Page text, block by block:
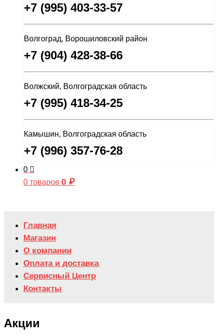
+7 (995) 403-33-57
Волгоград, Ворошиловский район
+7 (904) 428-38-66
Волжский, Волгоградская область
+7 (995) 418-34-25
Камышин, Волгоградская область
+7 (996) 357-76-28
0
0 товаров 0 ₽
Главная
Магазин
О компании
Оплата и доставка
Сервисный Центр
Контакты
Акции